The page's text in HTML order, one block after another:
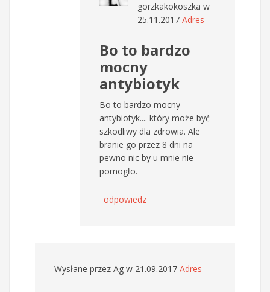
gorzkakokoszka w
25.11.2017 Adres
Bo to bardzo
mocny
antybiotyk
Bo to bardzo mocny
antybiotyk.... który może być
szkodliwy dla zdrowia. Ale
branie go przez 8 dni na
pewno nic by u mnie nie
pomogło.
odpowiedz
Wysłane przez Ag w 21.09.2017 Adres